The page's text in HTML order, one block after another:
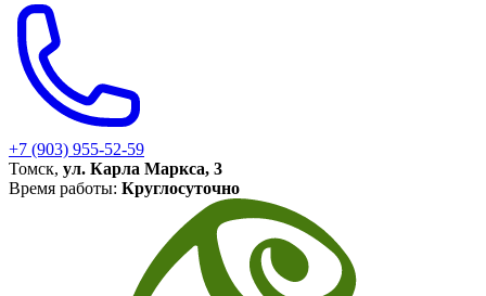
+7 (903) 955-52-59
Томск, ул. Карла Маркса, 3
Время работы: Круглосуточно